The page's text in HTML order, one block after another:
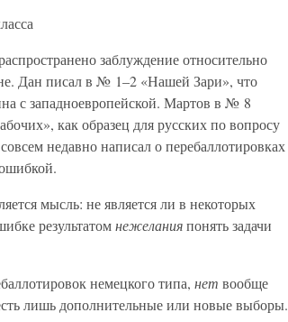
заблуждение относительно
Дан писал в № 1–2 «Нашей Зари», что
с западноевропейской. Мартов в № 8
как образец для русских по вопросу
недавно написал о перебаллотировках
мысль: не является ли в некоторых
результатомнежеланияпонять задачи
немецкого типа, нет вообще
лишь дополнительные или новые выборы.